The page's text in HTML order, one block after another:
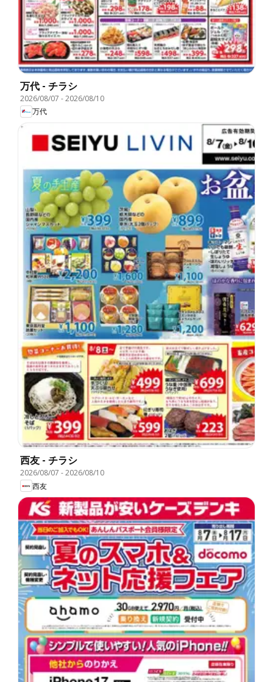
万代 - チラシ
2026/08/07 -2026/08/10
万代
西友 - チラシ
2026/08/07 -2026/08/10
西友